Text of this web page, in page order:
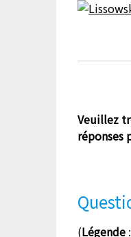
Veuillez
réponses
(Légende